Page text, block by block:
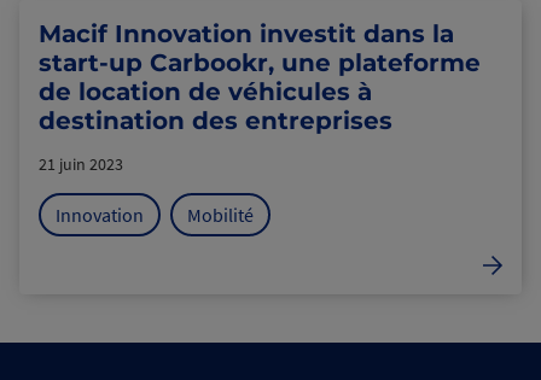
Macif Innovation investit dans la
start-up Carbookr, une plateforme
de location de véhicules à
destination des entreprises
21 juin 2023
Innovation Mobilité